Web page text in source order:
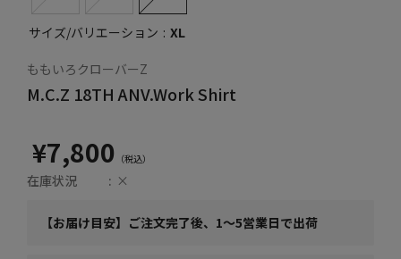
サイズ/バリエーション XL
ももいろクローバーZ
M.C.Z 18TH ANV.Work Shirt
¥7,800
在庫状況 ×
【お届け目安】ご注文完了後、1～5営業日で出荷